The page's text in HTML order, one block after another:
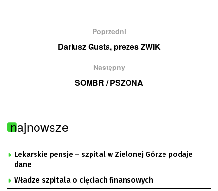
Poprzedni
Dariusz Gusta, prezes ZWIK
Następny
SOMBR / PSZONA
najnowsze
Lekarskie pensje – szpital w Zielonej Górze podaje
dane
Władze szpitala o cięciach finansowych